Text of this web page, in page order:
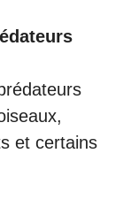
et certains